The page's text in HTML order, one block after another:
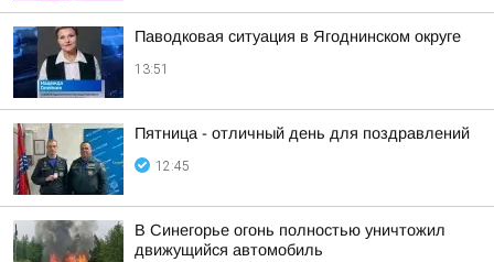
Паводковая ситуация в Ягоднинском округе
13:51
Пятница - отличный день для поздравлений
12:45
В Синегорье огонь полностью уничтожил
движущийся автомобиль